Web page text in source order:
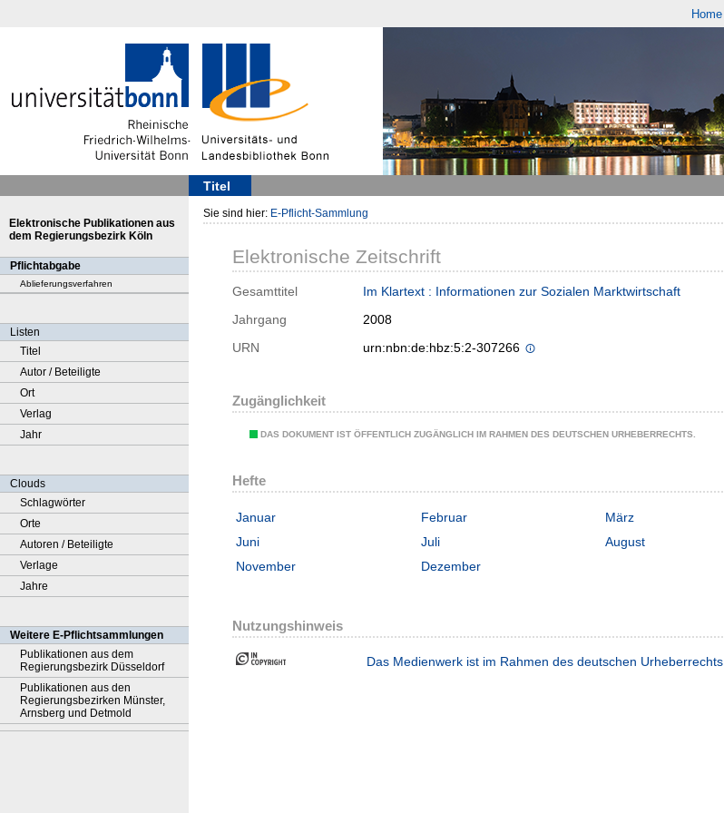
Home
Titel
Elektronische Publikationen aus
dem Regierungsbezirk Köln
Pflichtabgabe
Ablieferungsverfahren
Listen
Titel
Autor / Beteiligte
Ort
Verlag
Jahr
Clouds
Schlagwörter
Orte
Autoren / Beteiligte
Verlage
Jahre
Weitere E-Pflichtsammlungen
Publikationen aus dem
Regierungsbezirk Düsseldorf
Publikationen aus den
Regierungsbezirken Münster,
Arnsberg und Detmold
Sie sind hier: E-Pflicht-Sammlung
Elektronische Zeitschrift
Gesamttitel
Im Klartext : Informationen zur Sozialen Marktwirtschaft
Jahrgang
2008
URN
urn:nbn:de:hbz:5:2-307266
Zugänglichkeit
DAS DOKUMENT IST ÖFFENTLICH ZUGÄNGLICH IM RAHMEN DES DEUTSCHEN URHEBERRECHTS.
Hefte
Januar Februar März
Juni
Juli August
November
Dezember
Nutzungshinweis
Das Medienwerk ist im Rahmen des deutschen Urheberrechts